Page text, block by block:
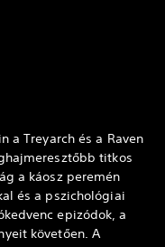
a Treyarch és a Raven
titkos
a káosz peremén
és a pszichológiai
epizódok, a
követően. A